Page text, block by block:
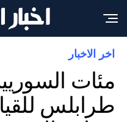
اخر الاخبار
مئات
طرابلس